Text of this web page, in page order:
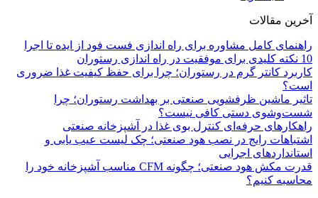
آخرین مقالات
راهنمای کامل مشاوره برای راه اندازی فست فود از ایده تا اجرا
10 نکته کلیدی برای موفقیت در راه اندازی رستوران
کاربرد کانتر گرم در رستوران؛ چرا برای حفظ کیفیت غذا ضروری
است؟
تاثیر ماشین ظرفشویی صنعتی بر بهداشت رستوران؛ چرا
شست‌وشوی دستی کافی نیست؟
راهکارهای حرفه‌ای کنترل بوی غذا در آشپزخانه صنعتی
اشتباهات رایج در نصب هود صنعتی؛ چک لیست عیب یابی و
استانداردهای اجرایی
قدرت مکش هود صنعتی؛ چگونه CFM مناسب آشپزخانه خود را
محاسبه کنیم؟